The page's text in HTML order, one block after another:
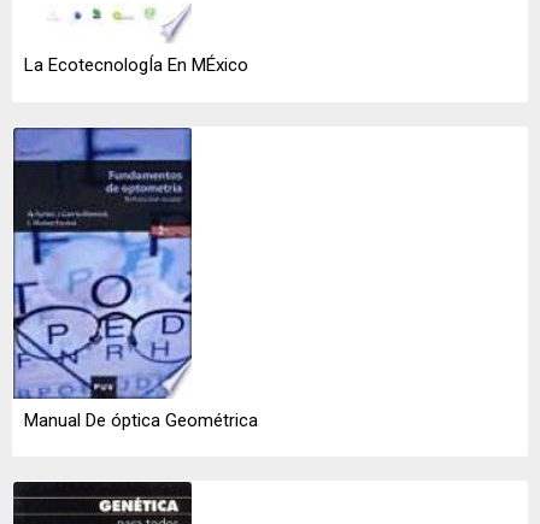
La EcotecnologÍa En MÉxico
Manual De óptica Geométrica